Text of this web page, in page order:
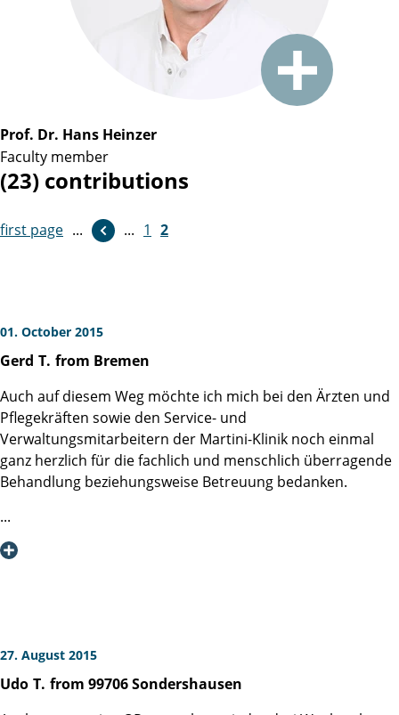
Prof. Dr. Hans Heinzer
Faculty member
(23) contributions
first page ... ... 1 2
01. October 2015
Gerd T. from Bremen
Auch auf diesem Weg möchte ich mich bei den Ärzten und
Pflegekräften sowie den Service- und
Verwaltungsmitarbeitern der Martini-Klinik noch einmal
ganz herzlich für die fachlich und menschlich überragende
Behandlung beziehungsweise Betreuung bedanken.
Mein ganz besonderer Dank gilt Herrn Professor Haese für
das Ergebnis der Operation. Ich bin überglücklich, dass
27. August 2015
Udo T. from 99706 Sondershausen